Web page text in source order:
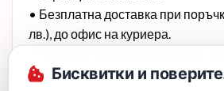
• Безплатна доставка при
лв.), до офис на куриера.
25,56 € (50 лв.)
Бисквитки и